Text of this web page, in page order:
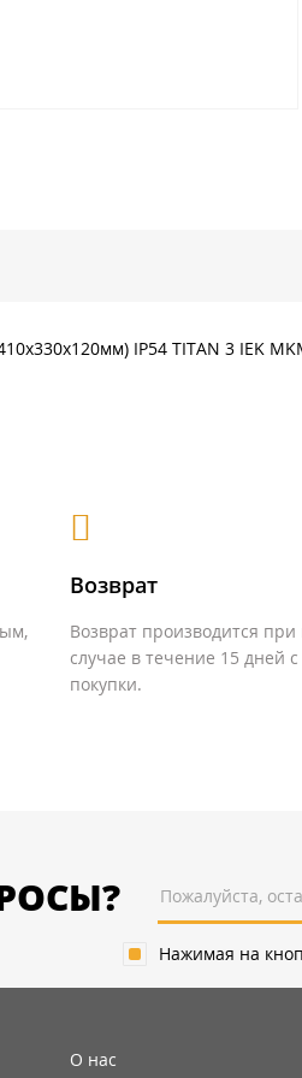
IP54 TITAN 3 IEK
Возврат
Возврат производится
случае в течение 15 дней
покупки.
Нажимая на
О нас